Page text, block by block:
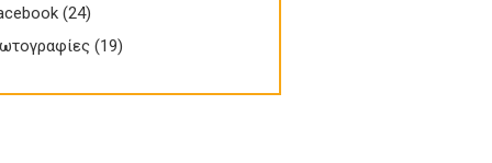
Facebook filter
(24)
Φωτογραφίες filter
(19)